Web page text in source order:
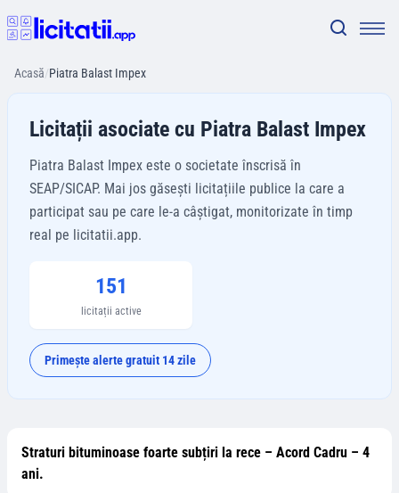
Acasă/Piatra Balast Impex
Licitații asociate cu Piatra Balast Impex
Piatra Balast Impex este o societate înscrisă în
SEAP/SICAP. Mai jos găsești licitațiile publice la care a
participat sau pe care le-a câștigat, monitorizate în timp
real pe licitatii.app.
151
licitații active
Primește alerte gratuit 14 zile
Straturi bituminoase foarte subțiri la rece – Acord Cadru – 4
ani.